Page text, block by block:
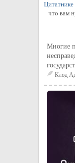
Цитатнике
что вам
Многие
Клод